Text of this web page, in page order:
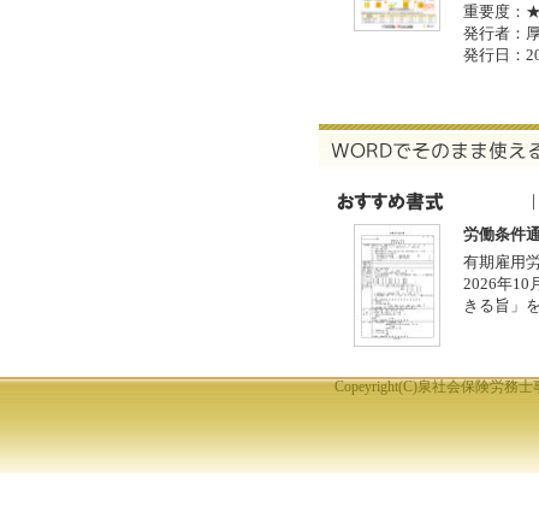
重要度
発行者：
発行日：
労働条件
有期雇用
2026年10
きる旨」
Copeyright(C)泉社会保険労